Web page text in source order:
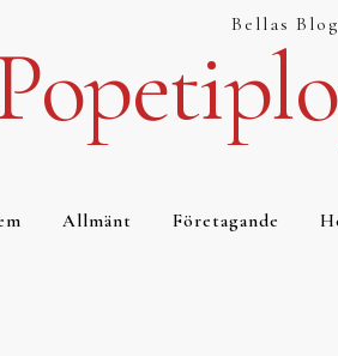
Bellas
Allmänt Företagande